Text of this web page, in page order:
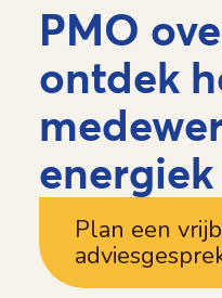
PMO
ontdek
Plan een